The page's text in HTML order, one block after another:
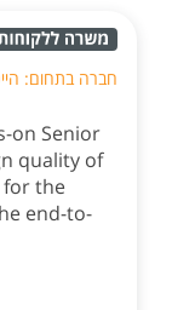
חברה בתחום:
on Senior
quality of
for the
end-to-